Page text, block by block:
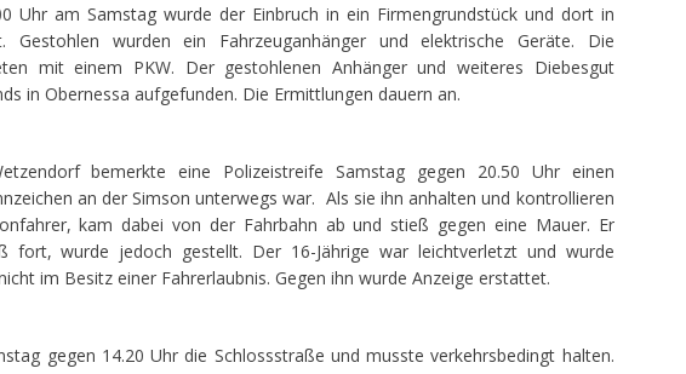
Uhr am Samstag wurde der Einbruch in ein Firmengrundstück und dort in
Gestohlen wurden ein Fahrzeuganhänger und elektrische Geräte. Die
mit einem PKW. Der gestohlenen Anhänger und weiteres Diebesgut
in Obernessa aufgefunden. Die Ermittlungen dauern an.
bemerkte eine Polizeistreife Samstag gegen 20.50 Uhr einen
an der Simson unterwegs war. Als sie ihn anhalten und kontrollieren
kam dabei von der Fahrbahn ab und stieß gegen eine Mauer. Er
fort, wurde jedoch gestellt. Der 16-Jährige war leichtverletzt und wurde
im Besitz einer Fahrerlaubnis. Gegen ihn wurde Anzeige erstattet.
gegen 14.20 Uhr die Schlossstraße und musste verkehrsbedingt halten.